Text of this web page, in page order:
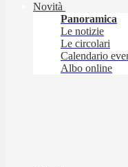
Novità
Panoramica
Le notizie
Le circolari
Calendario
Albo online